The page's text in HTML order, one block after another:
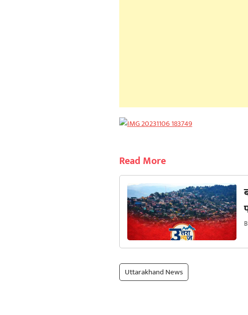
Read More
Uttarakhand News